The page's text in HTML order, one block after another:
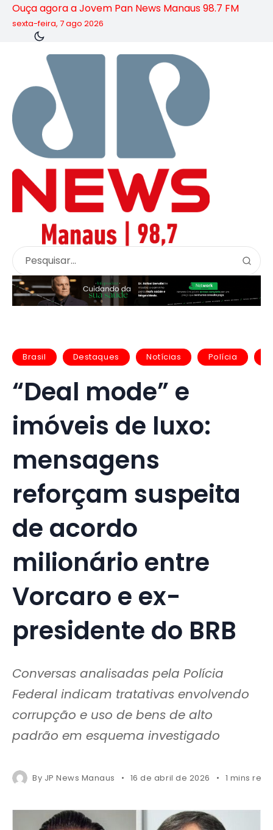
Ouça agora a Jovem Pan News Manaus 98.7 FM
sexta-feira, 7 ago 2026
Brasil Destaques Notícias Polícia
“Deal mode” e
imóveis de luxo:
mensagens
reforçam suspeita
de acordo
milionário entre
Vorcaro e ex-
presidente do BRB
Conversas analisadas pela Polícia
Federal indicam tratativas envolvendo
corrupção e uso de bens de alto
padrão em esquema investigado
By JP News Manaus 16 de abril de 2026 1 mins read